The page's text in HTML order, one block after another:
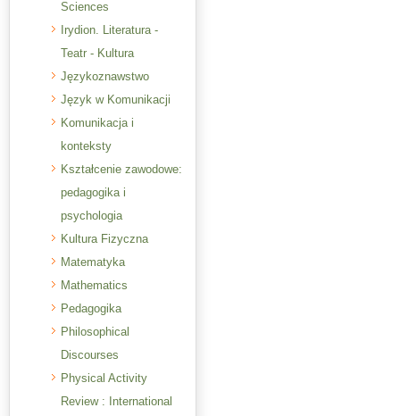
Sciences
Irydion. Literatura -
Teatr - Kultura
Językoznawstwo
Język w Komunikacji
Komunikacja i
konteksty
Kształcenie zawodowe:
pedagogika i
psychologia
Kultura Fizyczna
Matematyka
Mathematics
Pedagogika
Philosophical
Discourses
Physical Activity
Review : International